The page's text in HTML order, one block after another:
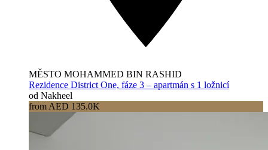
MĚSTO MOHAMMED BIN RASHID
Rezidence District One, fáze 3 – apartmán s 1 ložnicí
od Nakheel
from AED 135.0K